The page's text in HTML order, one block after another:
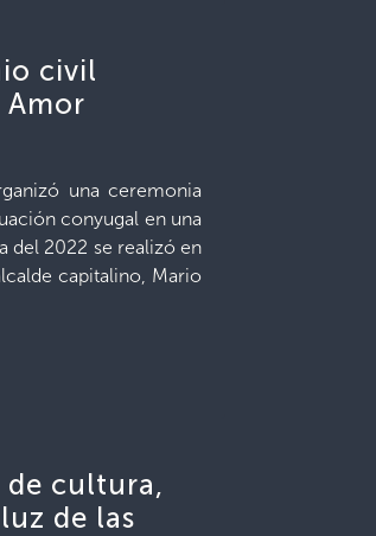
civil
una ceremonia
conyugal en una
del 2022 se realizó en
capitalino, Mario
de cultura,
de las